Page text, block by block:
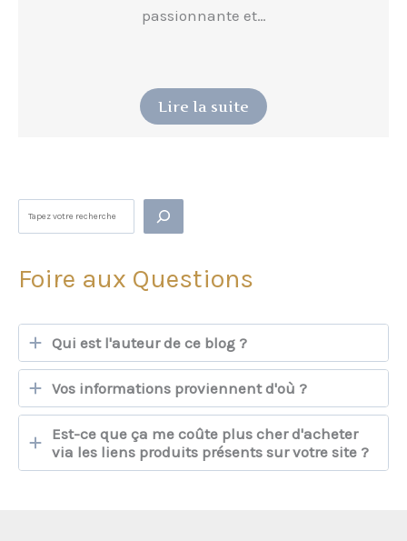
passionnante et…
Lire la suite
Foire aux Questions
Qui est l'auteur de ce blog ?
Vos informations proviennent d'où ?
Est-ce que ça me coûte plus cher d'acheter
via les liens produits présents sur votre site ?